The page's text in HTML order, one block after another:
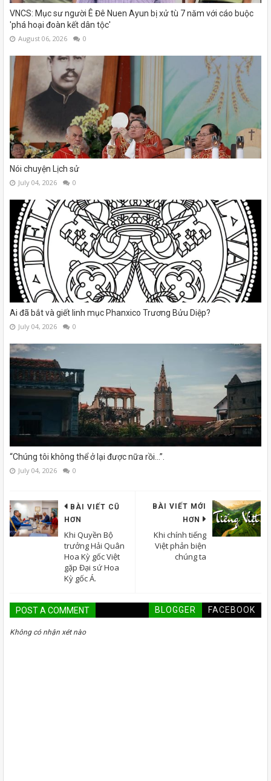
VNCS: Mục sư người Ê Đê Nuen Ayun bị xử tù 7 năm với cáo buộc
'phá hoại đoàn kết dân tộc'
August 06, 2026 0
Nói chuyện Lịch sử
July 04, 2026 0
Ai đã bắt và giết linh mục Phanxico Trương Bửu Diệp?
July 04, 2026 0
“Chúng tôi không thể ở lại được nữa rồi...”.
July 04, 2026 0
BÀI VIẾT MỚI
HƠN
Khi chính tiếng
Việt phản biện
chúng ta
BÀI VIẾT CŨ
HƠN
Khi Quyền Bộ
trưởng Hải Quân
Hoa Kỳ gốc Việt
gặp Đại sứ Hoa
Kỳ gốc Á.
POST A COMMENT BLOGGER FACEBOOK
Không có nhận xét nào